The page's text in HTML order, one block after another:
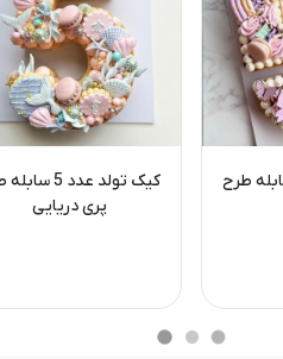
عدد 5 سابله طرح
کیک تولد عدد 5
پری دریایی